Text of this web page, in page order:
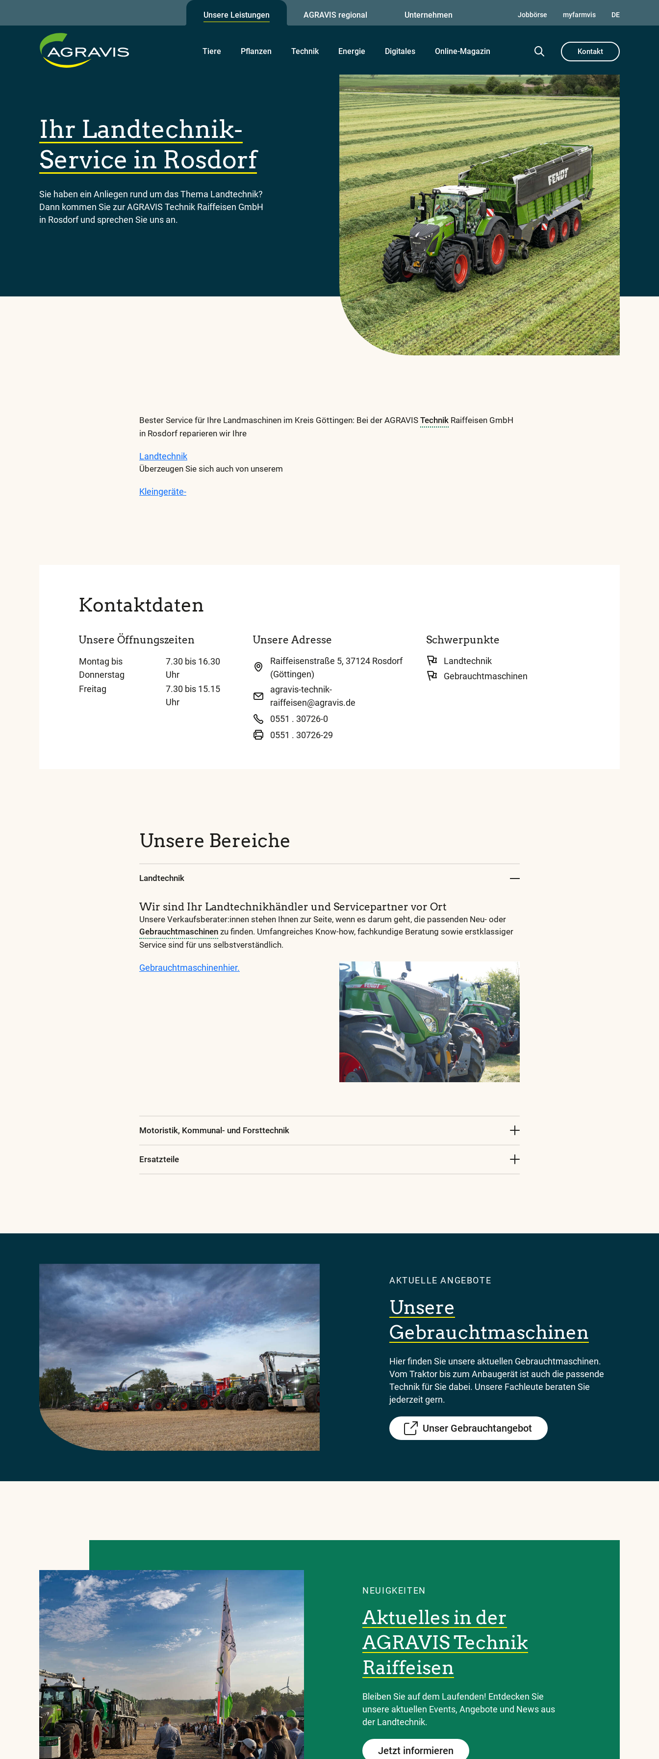
Unsere Leistungen AGRAVIS regional Unternehmen Jobbörse myfarmvis DE
Tiere Pflanzen Technik Energie Digitales Online-Magazin Kontakt
Ihr Landtechnik-
Service in Rosdorf
Sie haben ein Anliegen rund um das Thema Landtechnik?
Dann kommen Sie zur AGRAVIS Technik Raiffeisen GmbH
in Rosdorf und sprechen Sie uns an.
Bester Service für Ihre Landmaschinen im Kreis Göttingen: Bei der AGRAVIS Technik Raiffeisen GmbH
in Rosdorf reparieren wir Ihre
Landtechnik
Überzeugen Sie sich auch von unserem
Kleingeräte-
in
Kontaktdaten
Unsere Öffnungszeiten
Montag bis
Donnerstag
7.30 bis 16.30
Uhr
Freitag
7.30 bis 15.15
Uhr
Unsere Adresse
Raiffeisenstraße 5, 37124 Rosdorf
(Göttingen)
agravis-technik-
raiffeisen@agravis.de
0551 . 30726-0
0551 . 30726-29
Schwerpunkte
Landtechnik
Gebrauchtmaschinen
Unsere Bereiche
Landtechnik
Wir sind Ihr Landtechnikhändler und Servicepartner vor Ort
Unsere Verkaufsberater:innen stehen Ihnen zur Seite, wenn es darum geht, die passenden Neu- oder
Gebrauchtmaschinen zu finden. Umfangreiches Know-how, fachkundige Beratung sowie erstklassiger
Service sind für uns selbstverständlich.
Gebrauchtmaschinenhier.
Motoristik, Kommunal- und Forsttechnik
Ersatzteile
AKTUELLE ANGEBOTE
Unsere
Gebrauchtmaschinen
Hier finden Sie unsere aktuellen Gebrauchtmaschinen.
Vom Traktor bis zum Anbaugerät ist auch die passende
Technik für Sie dabei. Unsere Fachleute beraten Sie
jederzeit gern.
Unser Gebrauchtangebot
NEUIGKEITEN
Aktuelles in der
AGRAVIS Technik
Raiffeisen
Bleiben Sie auf dem Laufenden! Entdecken Sie
unsere aktuellen Events, Angebote und News aus
der Landtechnik.
Jetzt informieren